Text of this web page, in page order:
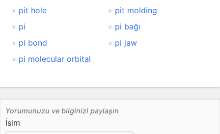
pit hole
pit molding
pi
pi bağı
pi bond
pi jaw
pi molecular orbital
Yorumunuzu ve bilginizi paylaşın
İsim